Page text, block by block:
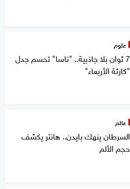
علوم
7 ثوان بلا جاذبية.. "ناسا" تحسم جدل
"كارثة الأربعاء"
عالم
السرطان ينهك بايدن.. هانتر يكشف
حجم الألم